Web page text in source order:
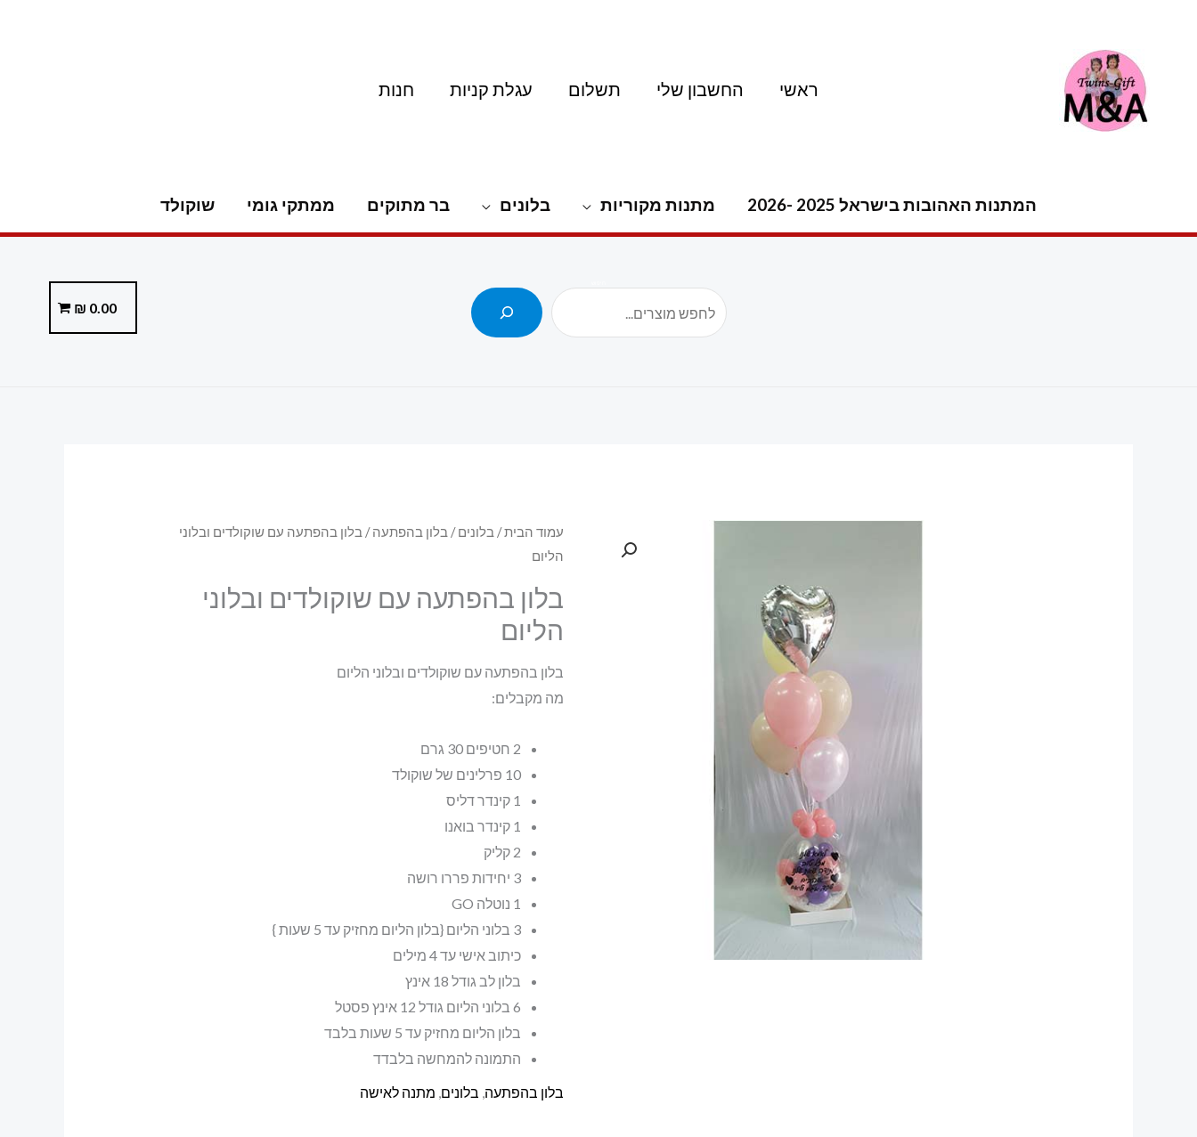
ראשי החשבון שלי תשלום עגלת קניות חנות
המתנות האהובות בישראל 2025 -2026 מתנות מקוריות בלונים בר מתוקים ממתקי גומי שוקולד
0.00
₪
עמוד הבית/ בלונים/ בלון בהפתעה/ בלון בהפתעה עם שוקולדים ובלוני
הליום
בלון בהפתעה עם שוקולדים ובלוני
הליום
בלון בהפתעה עם שוקולדים ובלוני הליום
מה מקבלים:
2 חטיפים 30 גרם
10 פרלינים של שוקולד
1 קינדר דליס
1 קינדר בואנו
2 קליק
3 יחידות פררו רושה
1 נוטלה GO
3 בלוני הליום {בלון הליום מחזיק עד 5 שעות }
כיתוב אישי עד 4 מילים
בלון לב גודל 18 אינץ
6 בלוני הליום גודל 12 אינץ פסטל
בלון הליום מחזיק עד 5 שעות בלבד
התמונה להמחשה בלבדד
בלון בהפתעה, בלונים, מתנה לאישה